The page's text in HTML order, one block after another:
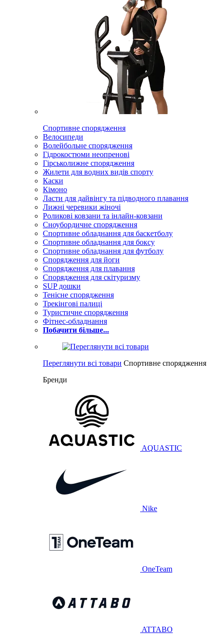
Спортивне спорядження
Велосипеди
Волейбольне спорядження
Гідрокостюми неопренові
Гірськолижне спорядження
Жилети для водних видів спорту
Каски
Кімоно
Ласти для дайвінгу та підводного плавання
Лижні черевики жіночі
Роликові ковзани та інлайн-ковзани
Сноубордичне спорядження
Спортивне обладнання для баскетболу
Спортивне обладнання для боксу
Спортивне обладнання для футболу
Спорядження для йоги
Спорядження для плавання
Спорядження для скітуризму
SUP дошки
Тенісне спорядження
Трекінгові палиці
Туристичне спорядження
Фітнес-обладнання
Побачити більше...
Переглянути всі товари Спортивне спорядження
Бренди
AQUASTIC
Nike
OneTeam
ATTABO